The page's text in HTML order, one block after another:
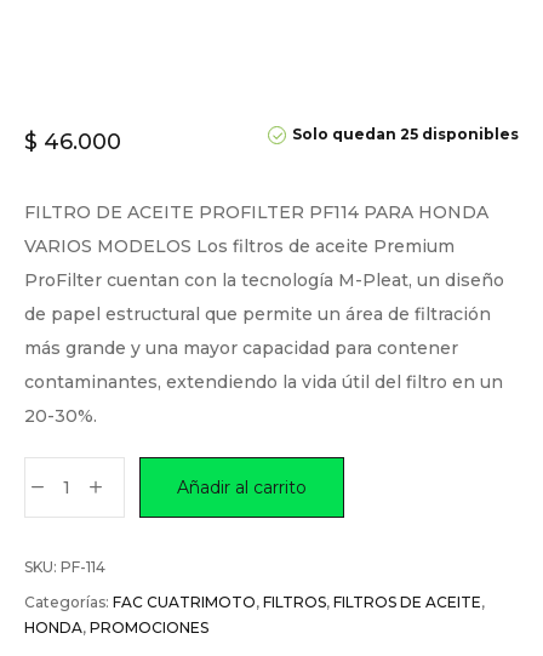
Solo quedan 25 disponibles
$ 46.000
FILTRO DE ACEITE PROFILTER PF114 PARA HONDA
VARIOS MODELOS Los filtros de aceite Premium
ProFilter cuentan con la tecnología M-Pleat, un diseño
de papel estructural que permite un área de filtración
más grande y una mayor capacidad para contener
contaminantes, extendiendo la vida útil del filtro en un
20-30%.
Añadir al carrito
SKU: PF-114
Categorías: FAC CUATRIMOTO, FILTROS, FILTROS DE ACEITE,
HONDA, PROMOCIONES